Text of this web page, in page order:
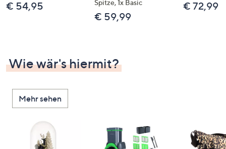
€ 54,95 Spitze, 1x Basic
€ 59,99
€ 72,99
Wie wär's hiermit?
Mehr sehen